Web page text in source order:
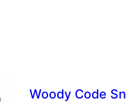
Woody Code